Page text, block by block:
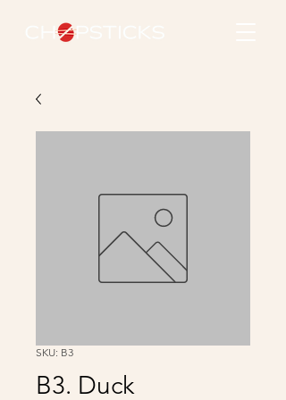
SKU: B3
B3. Duck